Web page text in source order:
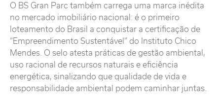
O BS Gran Parc também carrega uma marca inédita
no mercado imobiliário nacional: é o primeiro
loteamento do Brasil a conquistar a certificação de
“Empreendimento Sustentável” do Instituto Chico
Mendes. O selo atesta práticas de gestão ambiental,
uso racional de recursos naturais e eficiência
energética, sinalizando que qualidade de vida e
responsabilidade ambiental podem caminhar juntas.